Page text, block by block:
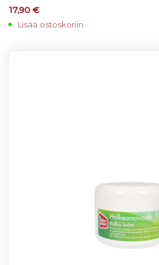
17,90 €
Lisää ostoskoriin